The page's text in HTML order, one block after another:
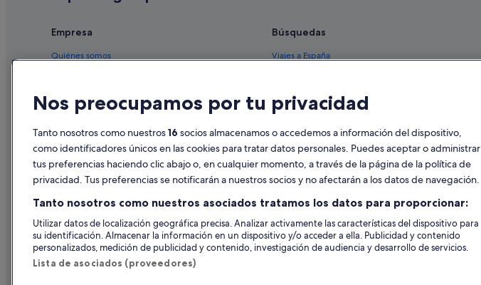
Empresa
Quiénes somos
Anuncia tu alojamiento
Prensa
Búsquedas
Viajes a España
Alquileres vacacionales España
Vuelos baratos en España
Alquiler de coches en España
Nos preocupamos por tu privacidad
Tanto nosotros como nuestros16 socios almacenamos o accedemos a información del dispositivo,
como identificadores únicos en las cookies para tratar datos personales. Puedes aceptar o administrar
tus preferencias haciendo clic abajo o, en cualquier momento, a través de la página de la política de
privacidad. Tus preferencias se notificarán a nuestros socios y no afectarán a los datos de navegación.
Tanto nosotros como nuestros asociados tratamos los datos para proporcionar:
Utilizar datos de localización geográfica precisa. Analizar activamente las características del dispositivo para
su identificación. Almacenar la información en un dispositivo y/o acceder a ella. Publicidad y contenido
personalizados, medición de publicidad y contenido, investigación de audiencia y desarrollo de servicios.
Lista de asociados (proveedores)